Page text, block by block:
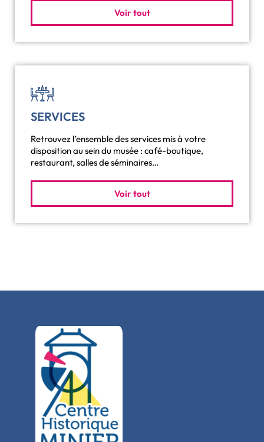
Voir tout
SERVICES
Retrouvez l’ensemble des services mis à votre
disposition au sein du musée : café-boutique,
restaurant, salles de séminaires…
Voir tout